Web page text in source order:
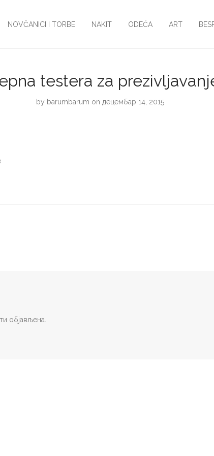
NOVČANICI I TORBE NAKIT ODEĆA ART
testera za
by barumbarum on децембар 14, 2015
објављена.